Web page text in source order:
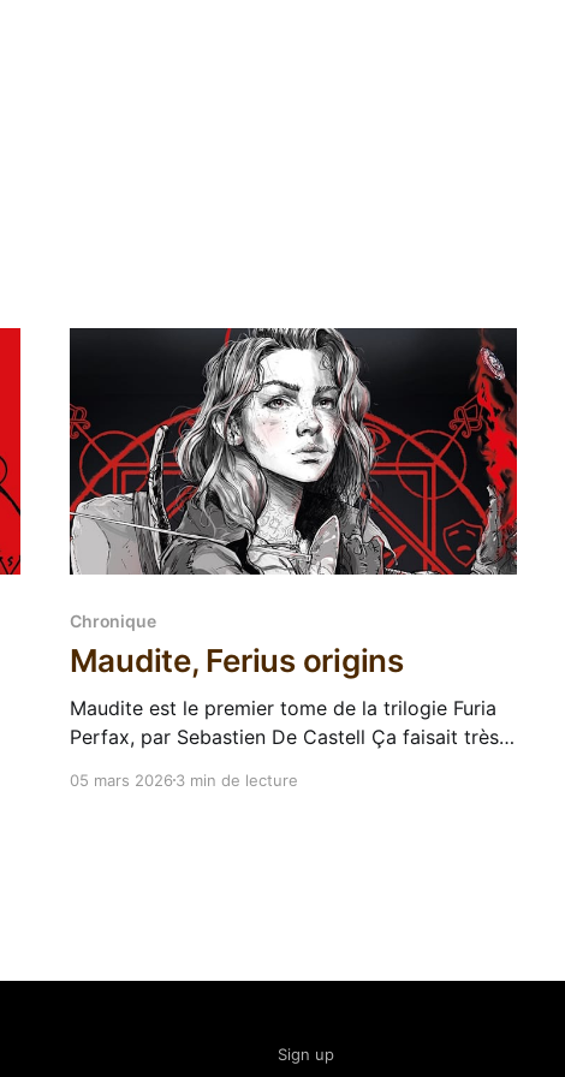
Chronique
Maudite, Ferius origins
Maudite est le premier tome de la trilogie Furia
Perfax, par Sebastien De Castell Ça faisait très
auteurs favoris : Sebastien De Castell. Et comme
05 mars 20263 min de lecture
Sign up